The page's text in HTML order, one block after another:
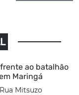
ao batalhão
Maringá
Mitsuzo